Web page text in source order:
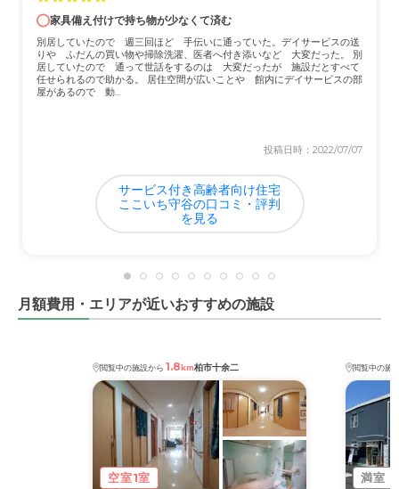
介護医療サービスについて
特に問題はない。通常の医療、介護等が実施されていたよ
うに思えた。大きな問題は生じていない。
近隣は自然も多く、空気も清浄であった。但しアクセスは
近傍に駅がないため、マイカー等が必要である。
料金費用について
家具備え付けで持ち物が少なくて済む
別居していたので 週三回ほど 手伝いに通っていた。デイサービスの送
りや ふだんの買い物や掃除洗濯、医者へ付き添いなど 大変だった。 別
居していたので 通って世話をするのは 大変だったが 施設だとすべて
任せられるので助かる。 居住空間が広いことや 館内にデイサービスの部
屋があるので 動...
投稿日時：2022/07/07
サービス付き高齢者向け住宅
ここいち守谷の口コミ・評判
を見る
月額費用・エリアが近いおすすめの施設
閲覧中の施設から 1.8km柏市十余二
空室1室
閲覧中の施
満室